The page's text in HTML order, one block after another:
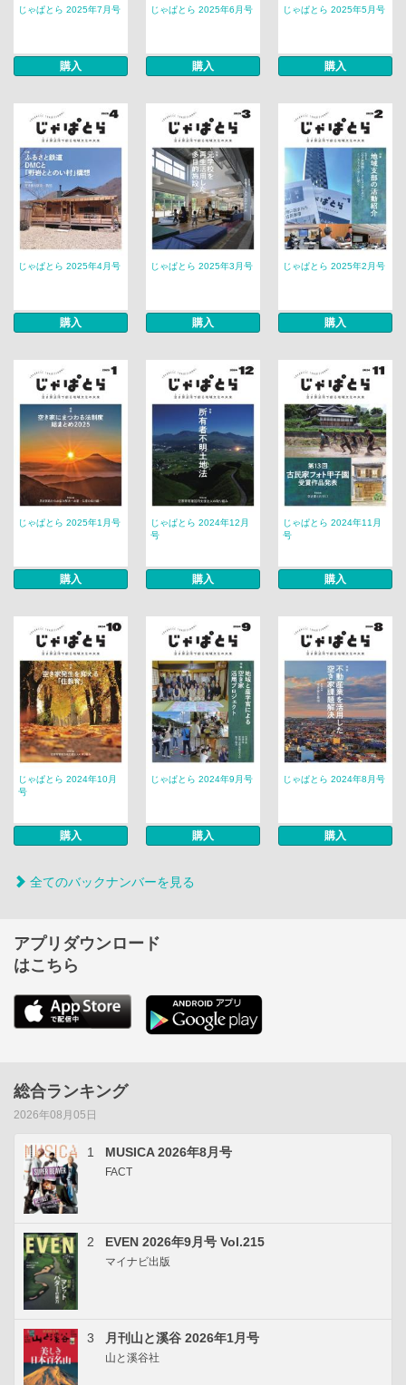
じゃぱとら 2025年7月号
購入
じゃぱとら 2025年6月号
購入
じゃぱとら 2025年5月号
購入
じゃぱとら 2025年4月号
購入
じゃぱとら 2025年3月号
購入
じゃぱとら 2025年2月号
購入
じゃぱとら 2025年1月号
購入
じゃぱとら 2024年12月
号
購入
じゃぱとら 2024年11月
号
購入
じゃぱとら 2024年10月
号
購入
じゃぱとら 2024年9月号
購入
じゃぱとら 2024年8月号
購入
全てのバックナンバーを見る
アプリダウンロード
はこちら
総合ランキング
2026年08月05日
1 MUSICA 2026年8月号
FACT
2 EVEN 2026年9月号 Vol.215
マイナビ出版
3 月刊山と溪谷 2026年1月号
山と溪谷社